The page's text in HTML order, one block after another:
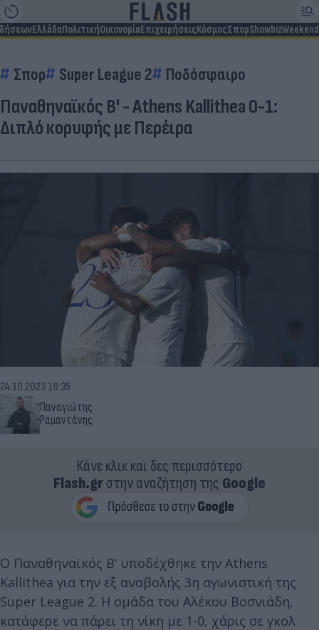
ΕλλάδαΠολιτικήΟικονομίαΕπιχειρήσειςΚόσμοςΣπορShowbizWeekend
Σπορ Super League 2 Ποδόσφαιρο
Παναθηναϊκός Β' - Athens Kallithea 0-1:
Διπλό κορυφής με Περέιρα
Παναγιώτης
Ραμαντάνης
24.10.2023 18:35
Κάνε κλικ και δες περισσότερο
Flash.grστην αναζήτηση της Google
Ο Παναθηναϊκός Β' υποδέχθηκε την Athens
Kallithea για την εξ αναβολής 3η αγωνιστική της
Super League 2. Η ομάδα του Αλέκου Βοσνιάδη,
κατάφερε να πάρει τη νίκη με 1-0, χάρις σε γκολ